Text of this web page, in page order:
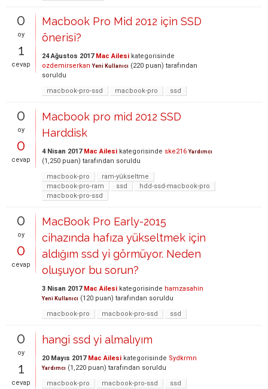
0
oy
1
cevap
Macbook Pro Mid 2012 için SSD
önerisi?
24 Ağustos 2017 Mac Ailesi kategorisinde
ozdemirserkan Yeni Kullanıcı (220 puan) tarafından
soruldu
macbook-pro-ssd
macbook-pro ssd
0
oy
0
cevap
Macbook pro mid 2012 SSD
Harddisk
4 Nisan 2017 Mac Ailesi kategorisinde ske216 Yardımcı
(1,250 puan) tarafından soruldu
macbook-pro
ram-yükseltme
macbook-pro-ram
ssd
hdd-ssd-macbook-pro
macbook-pro-ssd
0
oy
0
cevap
MacBook Pro Early-2015
cihazında hafıza yükseltmek için
aldığım ssd yi görmüyor. Neden
oluşuyor bu sorun?
3 Nisan 2017 Mac Ailesi kategorisinde hamzasahin
Yeni Kullanıcı (120 puan) tarafından soruldu
macbook-pro
macbook-pro-ssd ssd
0
oy
1
cevap
hangi ssd yi almalıyım
20 Mayıs 2017 Mac Ailesi kategorisinde Sydkrmn
Yardımcı (1,220 puan) tarafından soruldu
macbook-pro
macbook-pro-ssd
ssd